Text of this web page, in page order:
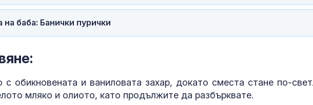
баба: Банички пурички
с обикновената и ваниловата захар, докато сместа стане по-
мляко и олиото, като продължите да разбърквате.
превърнаха в